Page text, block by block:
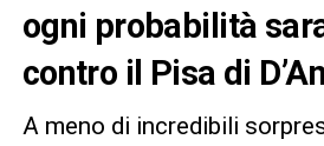
ogni probabilità
contro il Pisa di
A meno di incredibili